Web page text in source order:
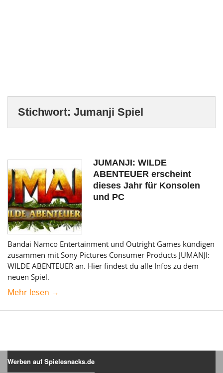
Stichwort: Jumanji Spiel
JUMANJI: WILDE
ABENTEUER erscheint
dieses Jahr für Konsolen
und PC
Bandai Namco Entertainment und Outright Games kündigen
zusammen mit Sony Pictures Consumer Products JUMANJI:
WILDE ABENTEUER an. Hier findest du alle Infos zu dem
neuen Spiel.
Mehr lesen →
Werben auf Spielesnacks.de